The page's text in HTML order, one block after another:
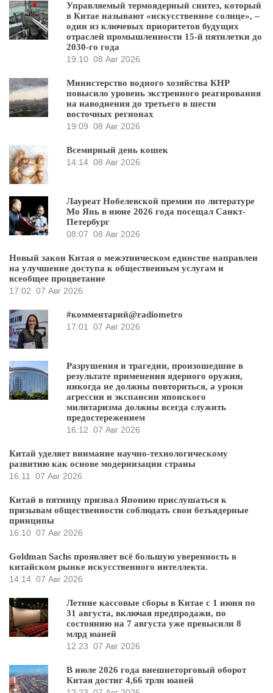
Управляемый термоядерный синтез, который
в Китае называют «искусственное солнце», –
один из ключевых приоритетов будущих
отраслей промышленности 15-й пятилетки до
2030-го года
19:10 08 Авг 2026
Министерство водного хозяйства КНР
повысило уровень экстренного реагирования
на наводнения до третьего в шести
восточных регионах
19:09 08 Авг 2026
Всемирный день кошек
14:14 08 Авг 2026
Лауреат Нобелевской премии по литературе
Мо Янь в июне 2026 года посещал Санкт-
Петербург
08:07 08 Авг 2026
Новый закон Китая о межэтническом единстве направлен
на улучшение доступа к общественным услугам и
всеобщее процветание
17:02 07 Авг 2026
#комментарий@radiometro
17:01
07 Авг 2026
Разрушения и трагедии, произошедшие в
результате применения ядерного оружия,
никогда не должны повториться, а уроки
агрессии и экспансии японского
милитаризма должны всегда служить
предостережением
16:12 07 Авг 2026
Китай уделяет внимание научно-технологическому
развитию как основе модернизации страны
16:11
07 Авг 2026
Китай в пятницу призвал Японию прислушаться к
призывам общественности соблюдать свои безъядерные
принципы
16:10 07 Авг 2026
Goldman Sachs проявляет всё большую уверенность в
китайском рынке искусственного интеллекта.
14:14 07 Авг 2026
Летние кассовые сборы в Китае с 1 июня по
31 августа, включая предпродажи, по
состоянию на 7 августа уже превысили 8
млрд юаней
12:23 07 Авг 2026
В июле 2026 года внешнеторговый оборот
Китая достиг 4,66 трлн юаней